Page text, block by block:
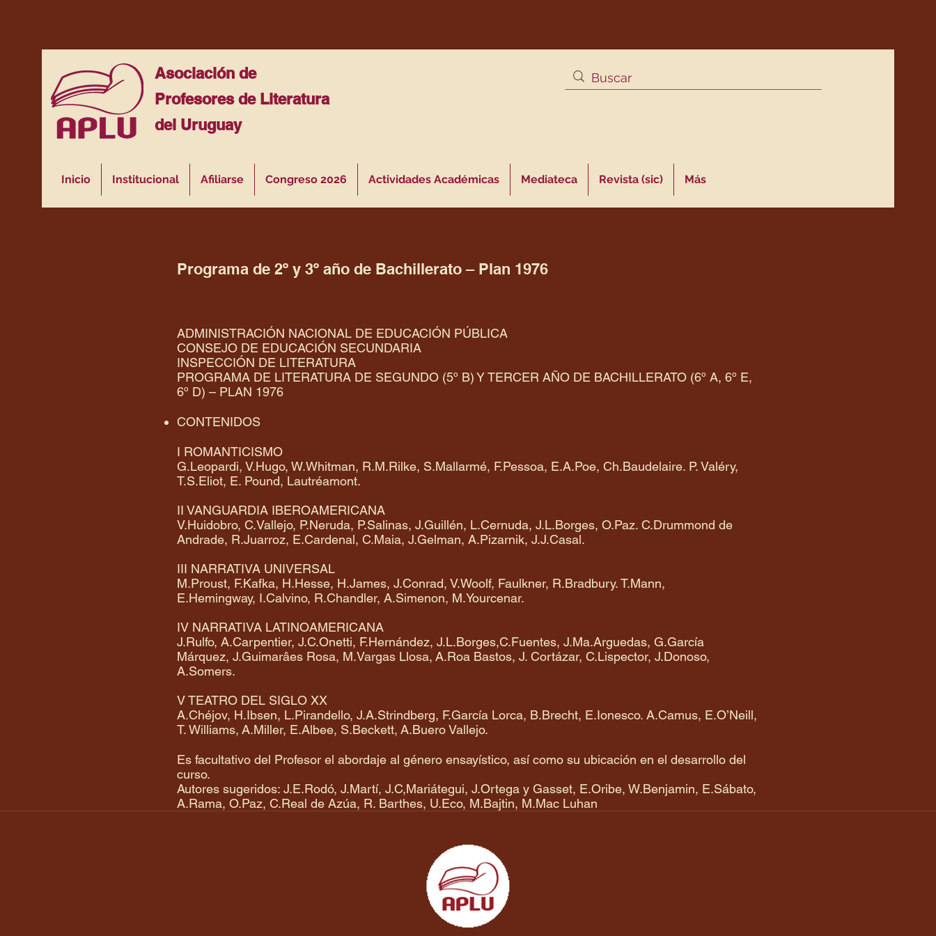
Asociación de
Profesores de Literatura
del Uruguay
Inicio Institucional Afiliarse Congreso 2026 Actividades Académicas Mediateca Revista (sic) Más
Programa de 2º y 3º año de Bachillerato – Plan 1976
ADMINISTRACIÓN NACIONAL DE EDUCACIÓN PÚBLICA
CONSEJO DE EDUCACIÓN SECUNDARIA
INSPECCIÓN DE LITERATURA
PROGRAMA DE LITERATURA DE SEGUNDO (5º B) Y TERCER AÑO DE BACHILLERATO (6º A, 6º E,
6º D) – PLAN 1976
CONTENIDOS
I ROMANTICISMO
G.Leopardi, V.Hugo, W.Whitman, R.M.Rilke, S.Mallarmé, F.Pessoa, E.A.Poe, Ch.Baudelaire. P. Valéry,
T.S.Eliot, E. Pound, Lautréamont.
II VANGUARDIA IBEROAMERICANA
V.Huidobro, C.Vallejo, P.Neruda, P.Salinas, J.Guillén, L.Cernuda, J.L.Borges, O.Paz. C.Drummond de
Andrade, R.Juarroz, E.Cardenal, C.Maia, J.Gelman, A.Pizarnik, J.J.Casal.
III NARRATIVA UNIVERSAL
M.Proust, F.Kafka, H.Hesse, H.James, J.Conrad, V.Woolf, Faulkner, R.Bradbury. T.Mann,
E.Hemingway, I.Calvino, R.Chandler, A.Simenon, M.Yourcenar.
IV NARRATIVA LATINOAMERICANA
J.Rulfo, A.Carpentier, J.C.Onetti, F.Hernández, J.L.Borges,C.Fuentes, J.Ma.Arguedas, G.García
Márquez, J.Guimarâes Rosa, M.Vargas Llosa, A.Roa Bastos, J. Cortázar, C.Lispector, J.Donoso,
A.Somers.
V TEATRO DEL SIGLO XX
A.Chéjov, H.Ibsen, L.Pirandello, J.A.Strindberg, F.García Lorca, B.Brecht, E.Ionesco. A.Camus, E.O’Neill,
T. Williams, A.Miller, E.Albee, S.Beckett, A.Buero Vallejo.
Es facultativo del Profesor el abordaje al género ensayístico, así como su ubicación en el desarrollo del
curso.
Autores sugeridos: J.E.Rodó, J.Martí, J.C,Mariátegui, J.Ortega y Gasset, E.Oribe, W.Benjamin, E.Sábato,
A.Rama, O.Paz, C.Real de Azúa, R. Barthes, U.Eco, M.Bajtin, M.Mac Luhan